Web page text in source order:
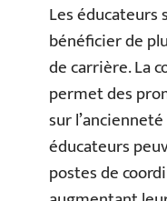
Les éducateurs
bénéficier de
de carrière. La
permet des
sur
éducateurs
postes de